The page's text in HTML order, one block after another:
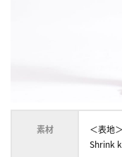
素材
＜表地＞
Shrink